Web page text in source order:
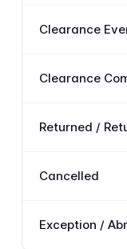
Clearance
Clearance
Returned /
Cancelled
Exception /